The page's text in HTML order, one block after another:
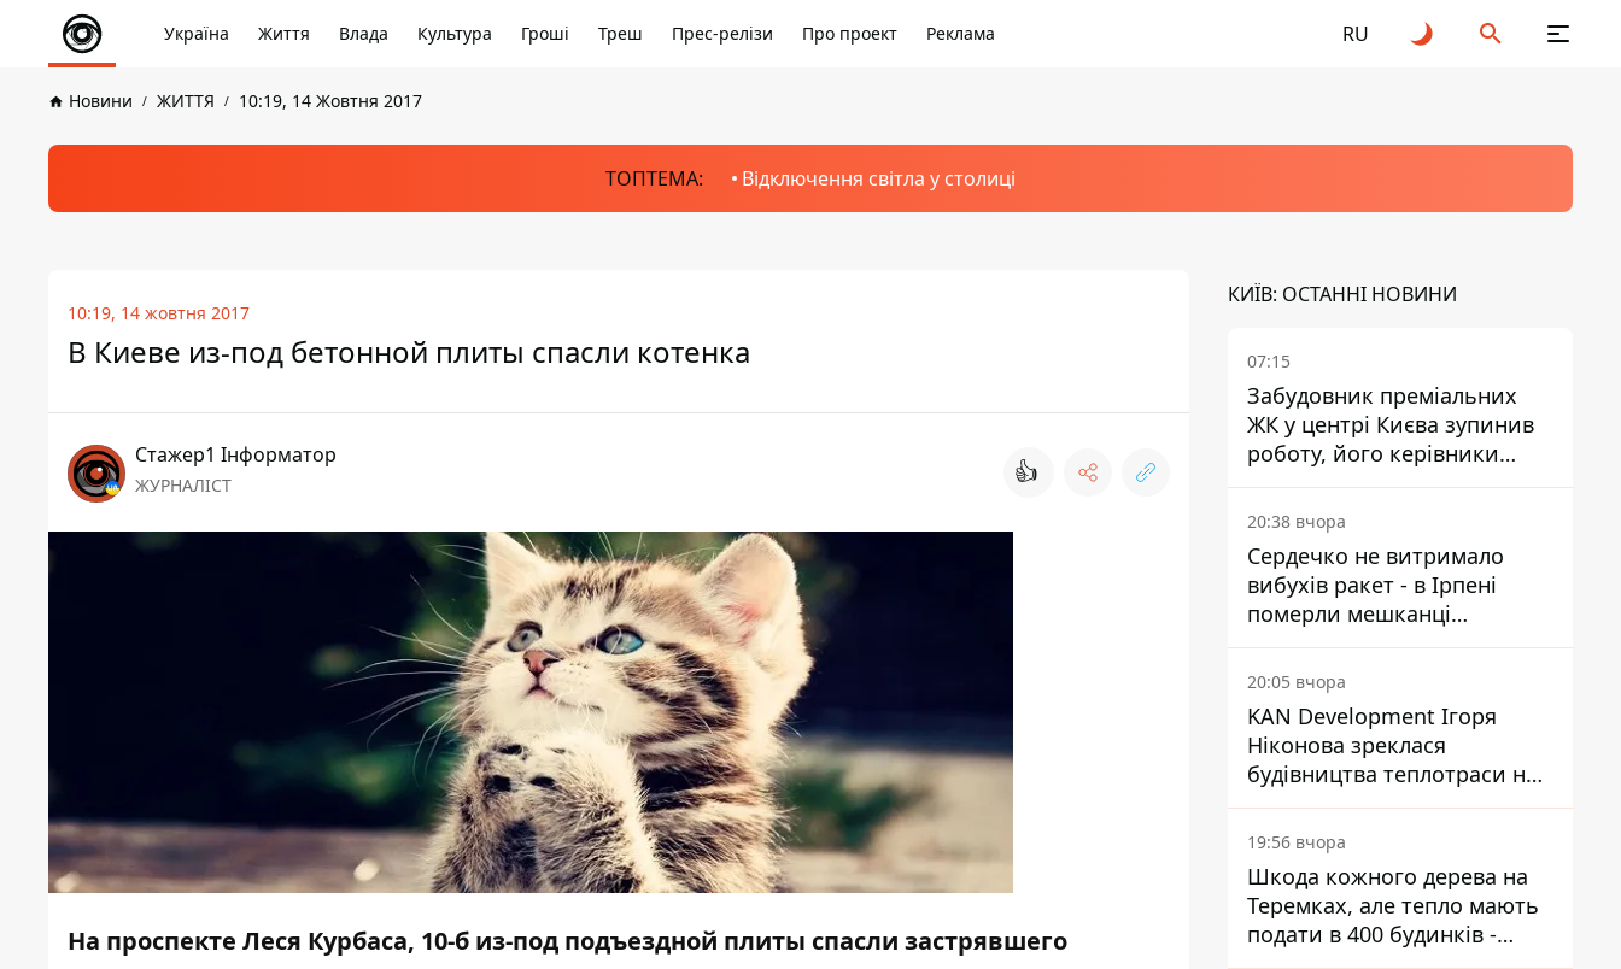
Україна Життя Влада Культура Гроші Треш Прес-релізи Про проект Реклама RU
Новини ЖИТТЯ 10:19, 14 Жовтня 2017
ТОПТЕМА: Відключення світла у столиці
10:19, 14 жовтня 2017
В Киеве из-под бетонной плиты спасли котенка
Стажер1 Інформатор
ЖУРНАЛІСТ 👍
На проспекте Леся Курбаса, 10-б из-под подъездной плиты спасли застрявшего
КИЇВ: ОСТАННІ НОВИНИ
07:15
Забудовник преміальних
ЖК у центрі Києва зупинив
роботу, його керівники
втекли з України - Bihus.info
20:38 вчора
Сердечко не витримало
вибухів ракет - в Ірпені
померли мешканці
притулку для собак з
інвалідністю
20:05 вчора
KAN Development Ігоря
Ніконова зреклася
будівництва теплотраси на
Теремках
19:56 вчора
Шкода кожного дерева на
Теремках, але тепло мають
подати в 400 будинків -
депутатка Київради